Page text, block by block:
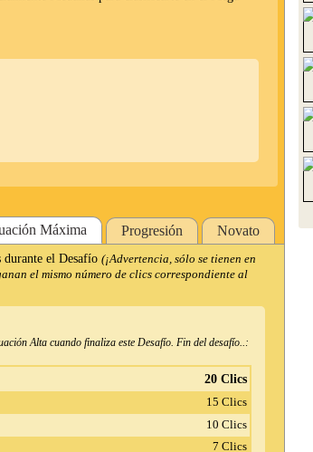
Máxima Progresión Novato
durante el Desafío(¡Advertencia, sólo se tienen en
el mismo número de clics correspondiente al
Alta cuando finaliza este Desafío. Fin del desafío..:
20 Clics
15 Clics
10 Clics
7 Clics